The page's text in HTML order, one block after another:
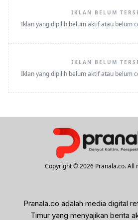
IKLAN BELUM
Iklan yang dipilih belum aktif atau belum
IKLAN BELUM
Iklan yang dipilih belum aktif atau belum
Copyright © 2026 Pranala.co. All
Pranala.co adalah media digital
Timur yang menyajikan berita